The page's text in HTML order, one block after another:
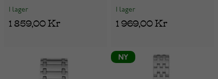
I lager
1 859,00 Kr
I lager
1 969,00 Kr
NY